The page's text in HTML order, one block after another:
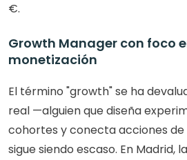
€.
Growth Manager con foco
monetización
El término "growth" se ha
real —alguien que diseña
cohortes y conecta acciones
sigue siendo escaso. En Madrid,